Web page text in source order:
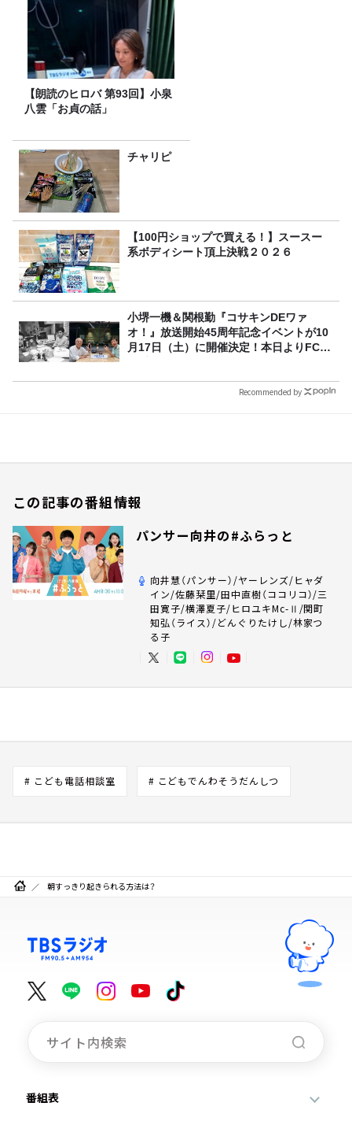
【朗読のヒロバ 第93回】小泉
八雲「お貞の話」
チャリピ
【100円ショップで買える！】スースー
系ボディシート頂上決戦２０２６
小堺一機＆関根勤『コサキンDEワァ
オ！』放送開始45周年記念イベントが10
月17日（土）に開催決定！本日よりFC先
Recommended by
この記事の番組情報
パンサー向井の#ふらっと
向井慧（パンサー）/ヤーレンズ/ヒャダ
イン/佐藤栞里/田中直樹（ココリコ）/三
田寛子/横澤夏子/ヒロユキMc-Ⅱ/関町
知弘（ライス）/どんぐりたけし/林家つ
る子
# こども電話相談室 # こどもでんわそうだんしつ
朝すっきり起きられる方法は？
番組表